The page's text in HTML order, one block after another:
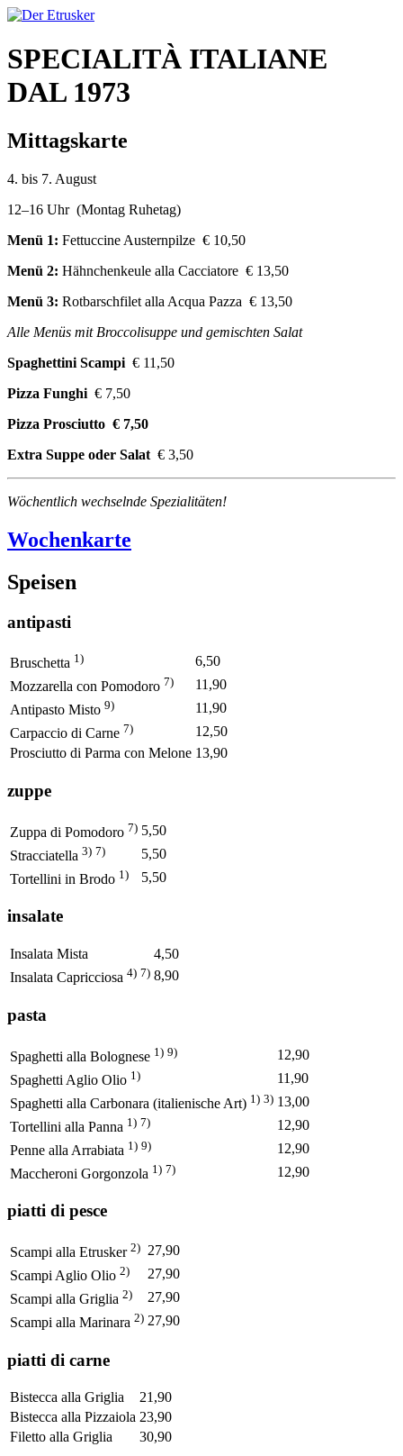
SPECIALITÀ ITALIANE
DAL 1973
Mittagskarte
4. bis 7. August
12–16 Uhr (Montag Ruhetag)
Menü 1: Fettuccine Austernpilze € 10,50
Menü 2: Hähnchenkeule alla Cacciatore € 13,50
Menü 3: Rotbarschfilet alla Acqua Pazza € 13,50
Alle Menüs mit Broccolisuppe und gemischten Salat
Spaghettini Scampi € 11,50
Pizza Funghi € 7,50
Pizza Prosciutto € 7,50
Extra Suppe oder Salat € 3,50
Wöchentlich wechselnde Spezialitäten!
Wochenkarte
Speisen
antipasti
Bruschetta 1)
6,50
Mozzarella con Pomodoro 7)
11,90
Antipasto Misto 9)
11,90
Carpaccio di Carne 7)
12,50
Prosciutto di Parma con Melone 13,90
zuppe
Zuppa di Pomodoro 7) 5,50
Stracciatella 3) 7)
5,50
Tortellini in Brodo 1) 5,50
insalate
Insalata Mista
4,50
Insalata Capricciosa 4) 7) 8,90
pasta
Spaghetti alla Bolognese 1) 9)
12,90
Spaghetti Aglio Olio 1)
11,90
Spaghetti alla Carbonara (italienische Art) 1) 3) 13,00
Tortellini alla Panna 1) 7)
12,90
Penne alla Arrabiata 1) 9)
12,90
Maccheroni Gorgonzola 1) 7) 12,90
piatti di pesce
Scampi alla Etrusker 2) 27,90
Scampi Aglio Olio 2)
27,90
Scampi alla Griglia 2)
27,90
Scampi alla Marinara 2) 27,90
piatti di carne
Bistecca alla Griglia
21,90
Bistecca alla Pizzaiola 23,90
Filetto alla Griglia
30,90